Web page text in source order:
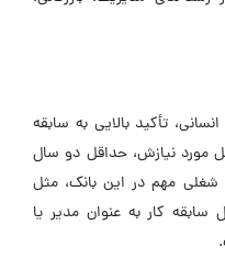
تأکید بالایی به سابقه
مورد نیازش، حداقل دو سال
شغلی مهم در این بانک، مثل
کار به عنوان مدیر یا